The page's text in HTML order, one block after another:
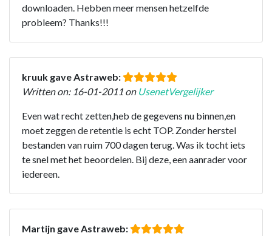
downloaden. Hebben meer mensen hetzelfde
probleem? Thanks!!!
kruuk gave Astraweb:
Written on: 16-01-2011 on UsenetVergelijker
Even wat recht zetten,heb de gegevens nu binnen,en
moet zeggen de retentie is echt TOP. Zonder herstel
bestanden van ruim 700 dagen terug. Was ik tocht iets
te snel met het beoordelen. Bij deze, een aanrader voor
iedereen.
Martijn gave Astraweb: